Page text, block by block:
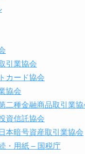
引業協会
カード協会
協会
二種金融商品取引業協
資信託協会
本暗号資産取引業協会
・用紙 – 国税庁